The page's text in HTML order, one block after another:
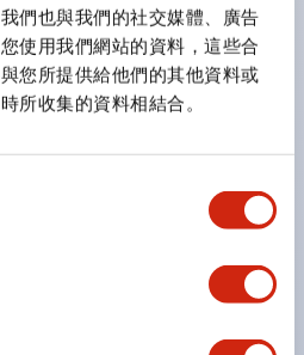
們也與我們的社交媒體、廣告
使用我們網站的資料，這些合
您所提供給他們的其他資料或
所收集的資料相結合。
立動作的按鈕以及一個指示燈這
。
多種電壓規格。
，如今可用單一顆燈泡呈現多種
）：可清楚辨識正方平頭形指
及點燈時的顏色識別。
規範：在危險或緊急狀況下，
於更多人識別。